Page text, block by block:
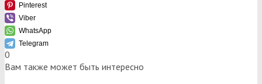
Pinterest
Viber
WhatsApp
Telegram
0
Вам также может быть интересно